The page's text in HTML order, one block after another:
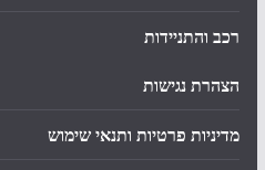
רכב והתניידות
הצהרת נגישות
מדיניות פרטיות ותנאי שימוש